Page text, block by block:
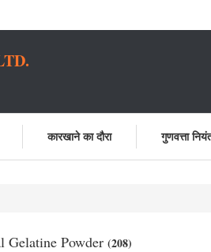
कारखाने का दौरा गुणवत्ता
Gelatine Powder (208)